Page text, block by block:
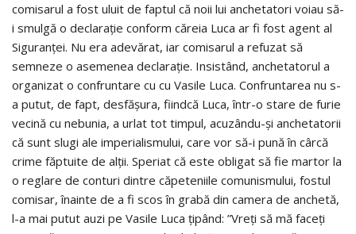
comisarul a fost uluit de faptul că noii lui anchetatori voiau să-
i smulgă o declarație conform căreia Luca ar fi fost agent al
Siguranței. Nu era adevărat, iar comisarul a refuzat să
semneze o asemenea declarație. Insistând, anchetatorul a
organizat o confruntare cu cu Vasile Luca. Confruntarea nu s-
a putut, de fapt, desfășura, fiindcă Luca, într-o stare de furie
vecină cu nebunia, a urlat tot timpul, acuzându-și anchetatorii
că sunt slugi ale imperialismului, care vor să-i pună în cârcă
crime făptuite de alții. Speriat că este obligat să fie martor la
o reglare de conturi dintre căpeteniile comunismului, fostul
comisar, înainte de a fi scos în grabă din camera de anchetă,
l-a mai putut auzi pe Vasile Luca țipând: ”Vreți să mă faceți